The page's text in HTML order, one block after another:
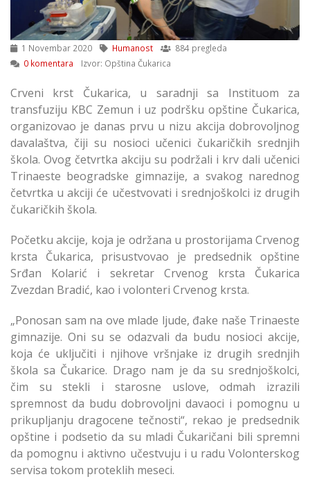
1 Novembar 2020 Humanost
884 pregleda
0 komentara
Izvor: Opština Čukarica
Crveni krst Čukarica, u saradnji sa Instituom za
transfuziju KBC Zemun i uz podršku opštine Čukarica,
organizovao je danas prvu u nizu akcija dobrovoljnog
davalaštva, čiji su nosioci učenici čukaričkih srednjih
škola. Ovog četvrtka akciju su podržali i krv dali učenici
Trinaeste beogradske gimnazije, a svakog narednog
četvrtka u akciji će učestvovati i srednjoškolci iz drugih
čukaričkih škola.
Početku akcije, koja je održana u prostorijama Crvenog
krsta Čukarica, prisustvovao je predsednik opštine
Srđan Kolarić i sekretar Crvenog krsta Čukarica
Zvezdan Bradić, kao i volonteri Crvenog krsta.
„Ponosan sam na ove mlade ljude, đake naše Trinaeste
gimnazije. Oni su se odazvali da budu nosioci akcije,
koja će uključiti i njihove vršnjake iz drugih srednjih
škola sa Čukarice. Drago nam je da su srednjoškolci,
čim su stekli i starosne uslove, odmah izrazili
spremnost da budu dobrovoljni davaoci i pomognu u
prikupljanju dragocene tečnosti“, rekao je predsednik
opštine i podsetio da su mladi Čukaričani bili spremni
da pomognu i aktivno učestvuju i u radu Volonterskog
servisa tokom proteklih meseci.